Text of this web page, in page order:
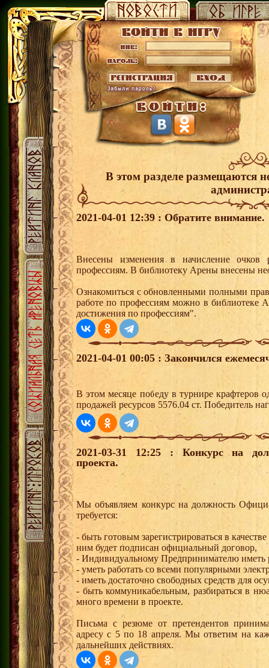
В этом разделе размещаются
2021-04-01 12:39 : Обратите внимание.
Внесены изменения в начисление очков
профессиям. В библиотеку Арены внесены
Ознакомиться с обновленными полными
работе по профессиям можно в библиотеке
достижения по профессиям".
2021-04-01 00:05 : Закончился
В этом месяце победу в турнире крафтеров
продажей ресурсов 5576.04 ст. Победитель
2021-03-31 12:25 : Конкурс на
проекта.
Мы объявляем конкурс на должность
требуется:
- быть готовым зарегистрироваться в
ним будет подписан официальный договор,
- Индивидуальному Предпринимателю иметь
- уметь работать со всеми популярными
- иметь достаточно свободных средств для
- быть коммуникабельным, разбираться в
много времени в проекте.
Письма с резюме от претендентов
адресу с 5 по 18 апреля. Мы ответим на
дальнейших действиях.